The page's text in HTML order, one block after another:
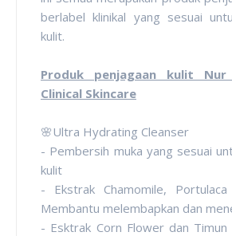
berlabel klinikal yang sesuai
kulit.
Produk penjagaan kulit
Clinical Skincare
🌸Ultra Hydrating Cleanser
- Pembersih muka yang sesuai
kulit
- Ekstrak Chamomile,
Membantu melembapkan dan
- Esktrak Corn Flower dan